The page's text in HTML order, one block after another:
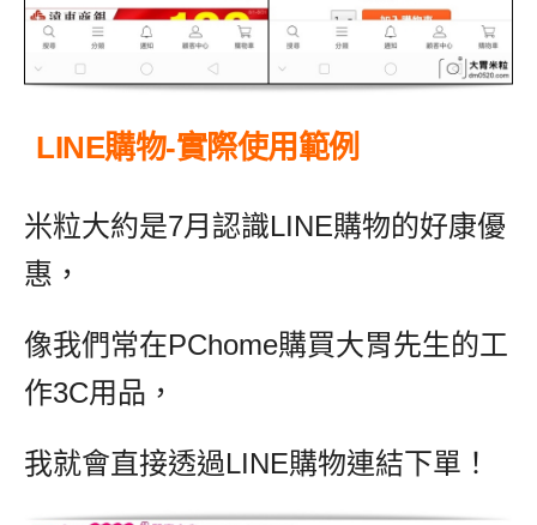
LINE購物-實際使用範例
米粒大約是7月認識LINE購物的好康優
惠，
像我們常在PChome購買大胃先生的工
作3C用品，
我就會直接透過LINE購物連結下單！